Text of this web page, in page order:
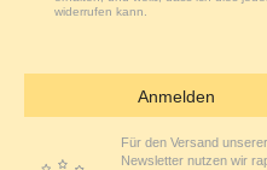
widerrufen kann.
Anmelden
Für den Versand unserer
Newsletter nutzen wir